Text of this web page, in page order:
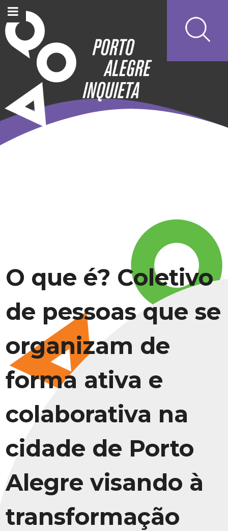
O que é? Coletivo
de pessoas que se
organizam de
forma ativa e
colaborativa na
cidade de Porto
Alegre visando à
transformação